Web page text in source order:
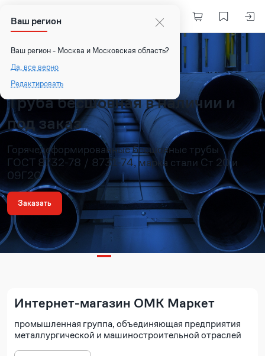
Ваш регион
Ваш регион - Москва и Московская область?
Да, все верно
Редактировать
Труба бесшовная в наличии и
под заказ
Горячедеформированные бесшовные трубы
ГОСТ 8732-78 / 8731-74, марка стали Ст 20 и
09Г2С
Заказать
Интернет-магазин ОМК Маркет
промышленная группа, объединяющая предприятия
металлургической и машиностроительной отраслей